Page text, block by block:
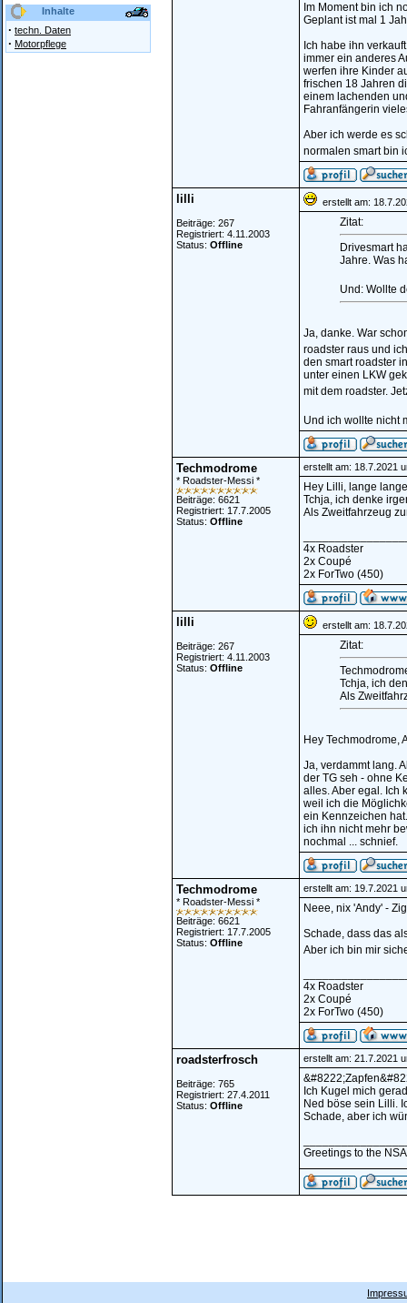
Inhalte
· techn. Daten
· Motorpflege
Im Moment bin ich
Geplant ist mal 1
Ich habe ihn
immer ein anderes
werfen ihre Kinder
frischen 18 Jahren
einem lachenden
Fahranfängerin
Aber ich werde es
normalen smart bin
lilli
Beiträge: 267
Registriert: 4.11.2003
Status: Offline
erstellt am:
Zitat:
Drivesmart
Jahre. Was
Und: Wollte
Ja, danke. War
roadster raus und
den smart roadster
unter einen LKW
mit dem roadster.
Und ich wollte nicht
Techmodrome
* Roadster-Messi *
Beiträge: 6621
Registriert: 17.7.2005
Status: Offline
erstellt am: 18.7.2021
Hey Lilli, lange
Tchja, ich denke
Als Zweitfahrzeug
4x Roadster
2x Coupé
2x ForTwo (450)
lilli
Beiträge: 267
Registriert: 4.11.2003
Status: Offline
erstellt am:
Zitat:
Tchja, ich
Als
Hey Techmodrome,
Ja, verdammt lang.
der TG seh - ohne
alles. Aber egal. Ich
weil ich die
ein Kennzeichen
ich ihn nicht mehr
nochmal ... schnief.
Techmodrome
* Roadster-Messi *
Beiträge: 6621
Registriert: 17.7.2005
Status: Offline
erstellt am: 19.7.2021
Neee, nix 'Andy' -
Schade, dass das
Aber ich bin mir
4x Roadster
2x Coupé
2x ForTwo (450)
roadsterfrosch
Beiträge: 765
Registriert: 27.4.2011
Status: Offline
erstellt am: 21.7.2021
Ich Kugel mich
Ned böse sein Lilli.
Schade, aber ich
Greetings to the